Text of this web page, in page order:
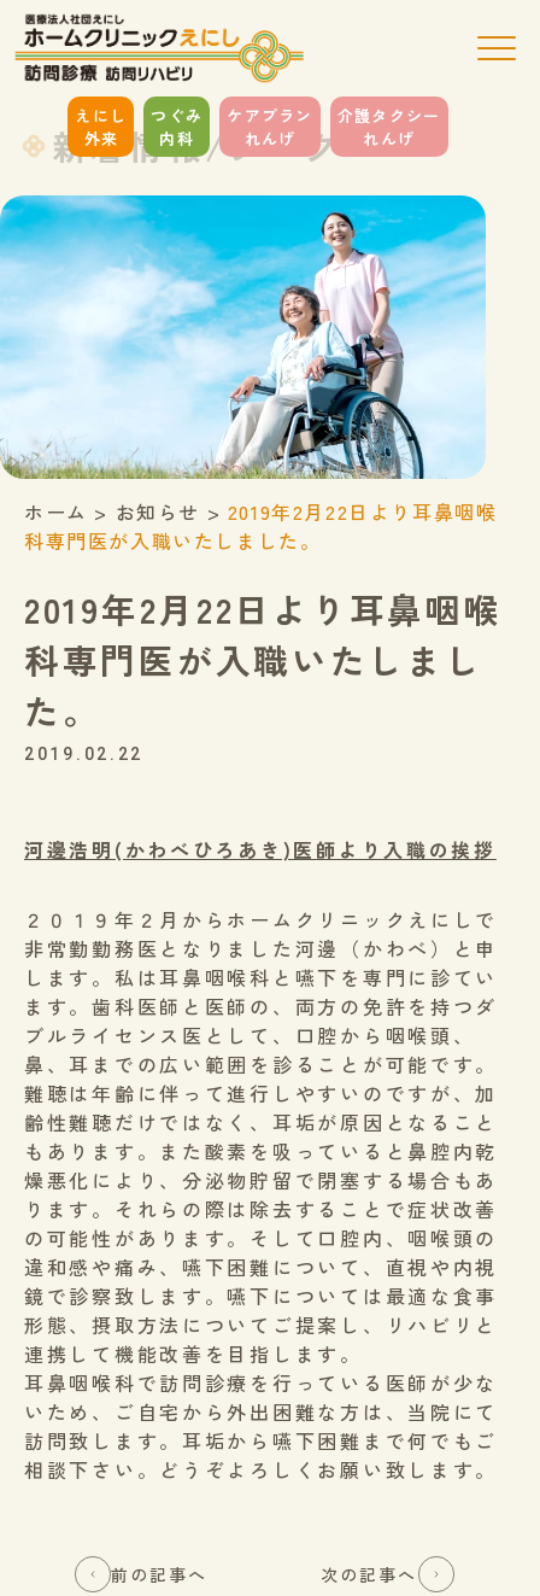
えにし
外来
つぐみ
内科
ケアプラン
れんげ
介護タクシー
れんげ
新着情報/ブログ
ホーム > お知らせ > 2019年2月22日より耳鼻咽喉
科専門医が入職いたしました。
2019年2月22日より耳鼻咽喉
科専門医が入職いたしまし
た。
2019.02.22
河邊浩明(かわべひろあき)医師より入職の挨拶
２０１９年２月からホームクリニックえにしで
非常勤勤務医となりました河邊（かわべ）と申
します。私は耳鼻咽喉科と嚥下を専門に診てい
ます。歯科医師と医師の、両方の免許を持つダ
ブルライセンス医として、口腔から咽喉頭、
鼻、耳までの広い範囲を診ることが可能です。
難聴は年齢に伴って進行しやすいのですが、加
齢性難聴だけではなく、耳垢が原因となること
もあります。また酸素を吸っていると鼻腔内乾
燥悪化により、分泌物貯留で閉塞する場合もあ
ります。それらの際は除去することで症状改善
の可能性があります。そして口腔内、咽喉頭の
違和感や痛み、嚥下困難について、直視や内視
鏡で診察致します。嚥下については最適な食事
形態、摂取方法についてご提案し、リハビリと
連携して機能改善を目指します。
耳鼻咽喉科で訪問診療を行っている医師が少な
いため、ご自宅から外出困難な方は、当院にて
訪問致します。耳垢から嚥下困難まで何でもご
相談下さい。どうぞよろしくお願い致します。
前の記事へ 次の記事へ